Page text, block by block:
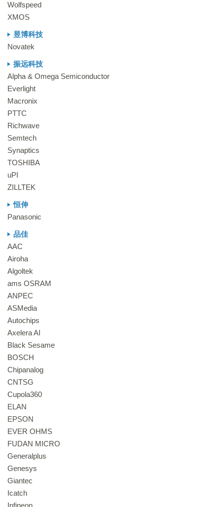
Wolfspeed
XMOS
昱博科技
Novatek
振远科技
Alpha & Omega Semiconductor
Everlight
Macronix
PTTC
Richwave
Semtech
Synaptics
TOSHIBA
uPI
ZILLTEK
恒伸
Panasonic
品佳
AAC
Airoha
Algoltek
ams OSRAM
ANPEC
ASMedia
Autochips
Axelera AI
Black Sesame
BOSCH
Chipanalog
CNTSG
Cupola360
ELAN
EPSON
EVER OHMS
FUDAN MICRO
Generalplus
Genesys
Giantec
Icatch
Infineon